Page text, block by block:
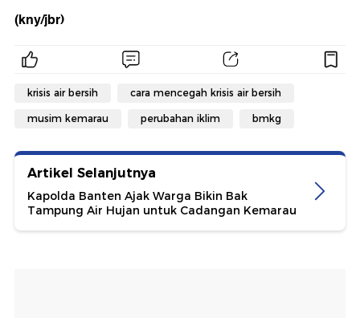
(kny/jbr)
krisis air bersih cara mencegah krisis air bersih
musim kemarau perubahan iklim bmkg
Artikel Selanjutnya
Kapolda Banten Ajak Warga Bikin Bak
Tampung Air Hujan untuk Cadangan Kemarau